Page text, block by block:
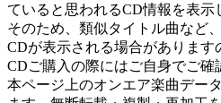
ていると思われるCD情報を表示
そのため、類似タイトル曲など
CDが表示される場合があります
CDご購入の際にはご自身でご確
本ページ上のオンエア楽曲デー